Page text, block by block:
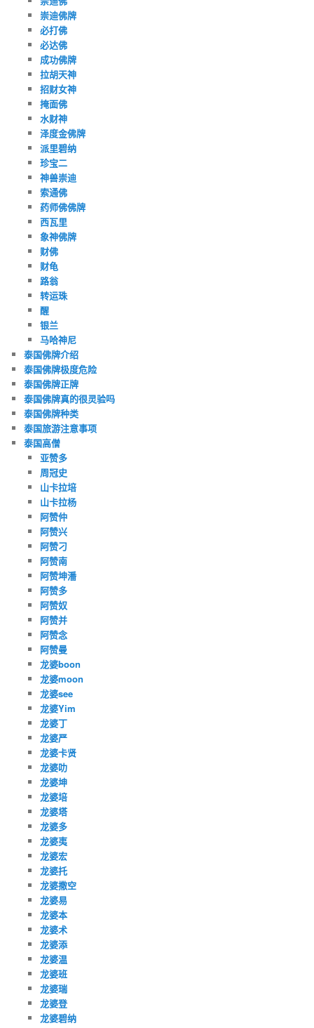
崇迪佛牌
必打佛
必达佛
成功佛牌
拉胡天神
招财女神
掩面佛
水财神
泽度金佛牌
派里碧纳
珍宝二
神兽崇迪
索通佛
药师佛佛牌
西瓦里
象神佛牌
财佛
财龟
路翁
转运珠
醒
银兰
马哈神尼
泰国佛牌介绍
泰国佛牌极度危险
泰国佛牌正牌
泰国佛牌真的很灵验吗
泰国佛牌种类
泰国旅游注意事项
泰国高僧
亚赞多
周冠史
山卡拉培
山卡拉杨
阿赞仲
阿赞兴
阿赞刁
阿赞南
阿赞坤潘
阿赞多
阿赞奴
阿赞并
阿赞念
阿赞曼
龙婆boon
龙婆moon
龙婆see
龙婆Yim
龙婆丁
龙婆严
龙婆卡贤
龙婆叻
龙婆坤
龙婆培
龙婆塔
龙婆多
龙婆夷
龙婆宏
龙婆托
龙婆撒空
龙婆易
龙婆本
龙婆术
龙婆添
龙婆温
龙婆班
龙婆瑞
龙婆登
龙婆碧纳